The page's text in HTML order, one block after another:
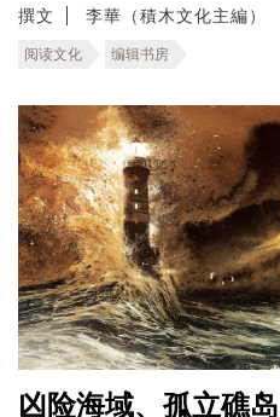
撰文 李華（積木文化主編）
阅读文化 编辑书房
凶险海域、孤立礁